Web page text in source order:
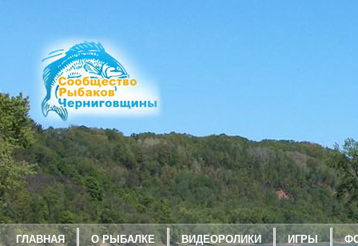
ГЛАВНАЯ О РЫБАЛКЕ ВИДЕОРОЛИКИ ИГРЫ